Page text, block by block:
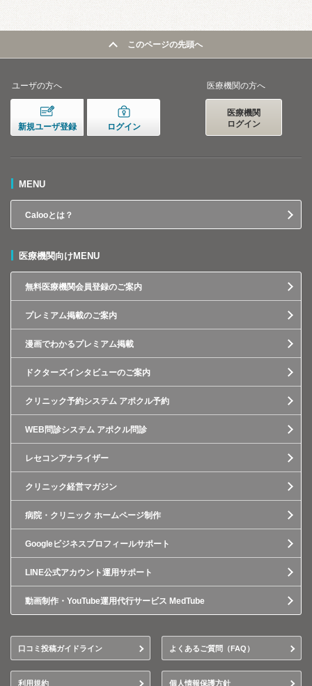
このページの先頭へ
ユーザの方へ
新規ユーザ登録 ログイン
医療機関の方へ
医療機関
ログイン
MENU
Calooとは？
医療機関向けMENU
無料医療機関会員登録のご案内
プレミアム掲載のご案内
漫画でわかるプレミアム掲載
ドクターズインタビューのご案内
クリニック予約システム アポクル予約
WEB問診システム アポクル問診
レセコンアナライザー
クリニック経営マガジン
病院・クリニック ホームページ制作
Googleビジネスプロフィールサポート
LINE公式アカウント運用サポート
動画制作・YouTube運用代行サービス MedTube
口コミ投稿ガイドライン よくあるご質問（FAQ）
利用規約 個人情報保護方針